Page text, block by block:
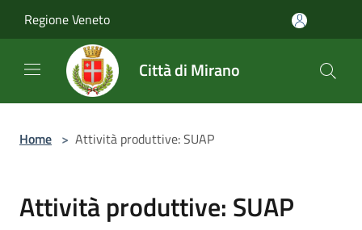
Regione Veneto
Città di Mirano
Home > Attività produttive: SUAP
Attività produttive: SUAP